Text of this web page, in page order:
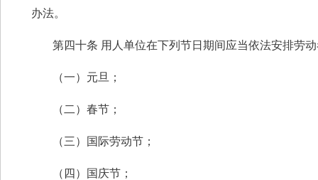
办法。
第四十条 用人单位在下列节日期间应当依法安排劳
（一）元旦；
（二）春节；
（三）国际劳动节；
（四）国庆节；